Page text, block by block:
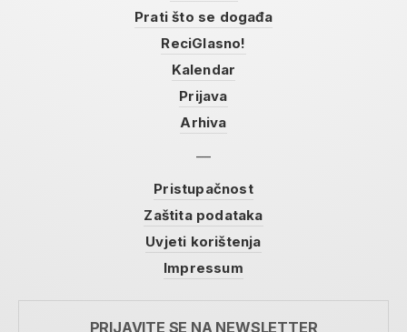
Prati što se događa
ReciGlasno!
Kalendar
Prijava
Arhiva
Pristupačnost
Zaštita podataka
Uvjeti korištenja
Impressum
PRIJAVITE SE NA NEWSLETTER